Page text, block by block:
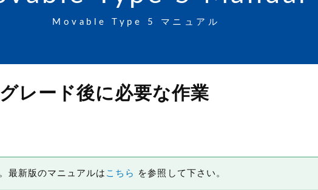
Movable Type 5 マニュアル
レード後に必要な作業
最新版のマニュアルは こちら を参照して下さい。